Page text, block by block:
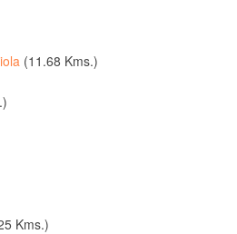
(11.68 Kms.)
Kms.)